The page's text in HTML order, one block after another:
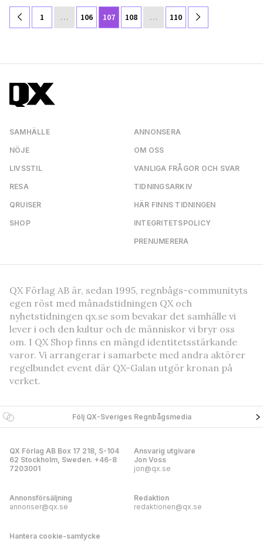
1 … 106 107 108 … 110
SAMHÄLLE
NÖJE
LIVSSTIL
RESA
QRUISER
SHOP
ANNONSERA
OM OSS
VANLIGA FRÅGOR OCH SVAR
TIDNINGSARKIV
HÄR FINNS TIDNINGEN
INTEGRITETSPOLICY
PRENUMERERA
QX Förlag AB är, sedan 1995, regnbågs-communityts
egen röst med månadstidningen QX och
nyhetstidningen qx.se som bevakar det samhälle vi
lever i och den kultur och de människor vi bryr oss
om. I QX Shop finns en mängd identitetsstärkande
varor. Vi arrangerar i samarbete med andra aktörer
regelbundet event där QX-Galan utgör kronan på
verket.
Följ QX-Sveriges Regnbågsmedia
QX Förlag AB Box 17 218, S-104
62 Stockholm, Sweden. +46-8
7203001
Ansvarig utgivare
Jon Voss
jon@qx.se
Annonsförsäljning
annonser@qx.se
Redaktion
redaktionen@qx.se
Hantera cookie-samtycke